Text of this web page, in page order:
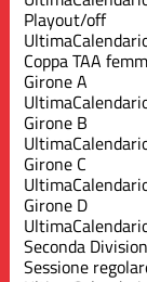
Playout/off
Ultima
Coppa TAA
Girone A
Ultima
Girone B
Ultima
Girone C
Ultima
Girone D
Ultima
Seconda
Sessione